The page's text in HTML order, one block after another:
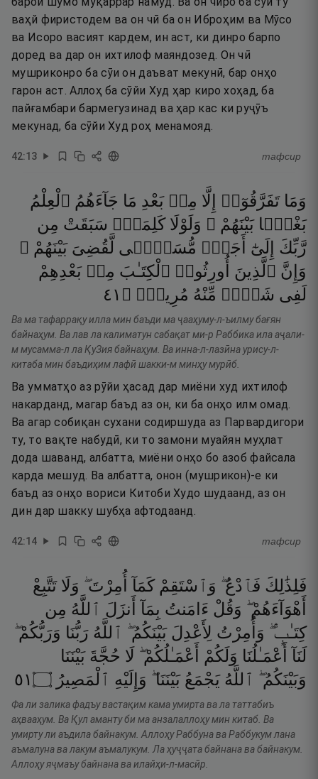
ваҳй фиристодем ва он чӣ ба он Иброҳим ва Мӯсо
ва Исоро васият кардем, ин аст, ки динро барпо
доред ва дар он ихтилоф маяндозед. Он чӣ
мушриконро ба сӯи он даъват мекунӣ, бар онҳо
гарон аст. Аллоҳ ба сӯйи Худ ҳар киро хоҳад, ба
пайғамбари бармегузинад ва ҳар кас ки руҷӯъ
мекунад, ба сӯйи Худ роҳ менамояд.
42:13 тафсир
وَمَا تَفَرَّقُوٓا۟ إِلَّا مِنۢ بَعْدِ مَا جَآءَهُمُ ٱلْعِلْمُ
بَغْيًۢا بَيْنَهُمْ ۚ وَلَوْلَا كَلِمَةٌۭ سَبَقَتْ مِن
رَّبِّكَ
إِلَىٰٓ أَجَلٍۢ مُّسَمًّۭى لَّقُضِىَ بَيْنَهُمْ ۚ
وَإِنَّ ٱلَّذِينَ أُورِثُوا۟ ٱلْكِتَـٰبَ مِنۢ بَعْدِهِمْ
لَفِى شَكٍّۢ مِّنْهُ مُرِيبٍۢ ۝ ١٤
Ва ма тафаррақу илла мин баъди ма ҷааҳуму-л-ъилму бағян
байнаҳум. Ва лав ла калиматун сабақат ми-р Раббика ила аҷали-
м мусамма-л ла ҚуЗия байнаҳум. Ва инна-л-лазӣна урису-л-
китаба мин баъдиҳим лафӣ шакки-м минҳу мурӣб.
Ва умматҳо аз рӯйи ҳасад дар миёни худ ихтилоф
накарданд, магар баъд аз он, ки ба онҳо илм омад.
Ва агар собиқан сухани содиршуда аз Парвардигори
ту, то вақте набудӣ, ки то замони муайян муҳлат
дода шаванд, албатта, миёни онҳо бо азоб файсала
карда мешуд. Ва албатта, онон (мушрикон)-е ки
баъд аз онҳо вориси Китоби Худо шудаанд, аз он
дин дар шакку шубҳа афтодаанд.
42:14 тафсир
فَلِذَٰلِكَ فَٱدْعُ ۖ وَٱسْتَقِمْ كَمَآ أُمِرْتَ ۖ وَلَا تَتَّبِعْ
أَهْوَآءَهُمْ ۖ وَقُلْ ءَامَنتُ بِمَآ أَنزَلَ ٱللَّهُ مِن
كِتَـٰبٍۢ ۖ وَأُمِرْتُ لِأَعْدِلَ بَيْنَكُمُ ۖ ٱللَّهُ رَبُّنَا وَرَبُّكُمْ ۖ
لَنَآ
أَعْمَـٰلُنَا وَلَكُمْ أَعْمَـٰلُكُمْ ۖ لَا حُجَّةَ بَيْنَنَا
وَبَيْنَكُمُ ۖ ٱللَّهُ يَجْمَعُ بَيْنَنَا ۖ وَإِلَيْهِ ٱلْمَصِيرُ ۝١٥
Фа ли залика фадъу вастақим кама умирта ва ла таттабиъ
аҳвааҳум. Ва Қул аманту би ма анзалаллоҳу мин китаб. Ва
умирту ли аъдила байнакум. Аллоҳу Раббуна ва Раббукум лана
аъмалуна ва лакум аъмалукум. Ла ҳуҷҷата байнана ва байнакум.
Аллоҳу яҷмаъу байнана ва илайҳи-л-масӣр.